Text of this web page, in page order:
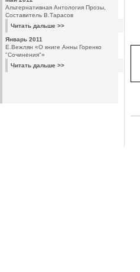
Альтернативная Антология Прозы,
Составитель В.Тарасов
Читать дальше >>
Январь 2011
Е.Вежлян «О книге Анны Горенко
"Сочинения"»
Читать дальше >>